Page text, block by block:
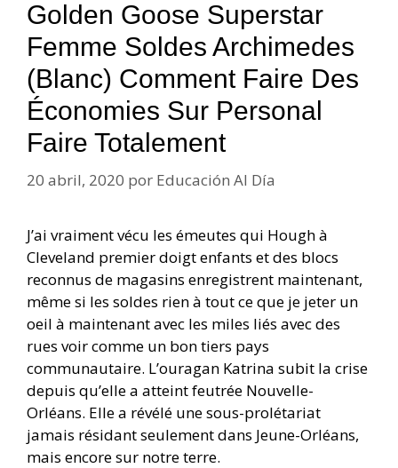
Golden Goose Superstar
Femme Soldes Archimedes
(blanc) Comment Faire Des
Économies Sur Personal
Faire Totalement
20 abril, 2020 por Educación Al Día
J’ai vraiment vécu les émeutes qui Hough à
Cleveland premier doigt enfants et des blocs
reconnus de magasins enregistrent maintenant,
même si les soldes rien à tout ce que je jeter un
oeil à maintenant avec les miles liés avec des
rues voir comme un bon tiers pays
communautaire. L’ouragan Katrina subit la crise
depuis qu’elle a atteint feutrée Nouvelle-
Orléans. Elle a révélé une sous-prolétariat
jamais résidant seulement dans Jeune-Orléans,
mais encore sur notre terre.